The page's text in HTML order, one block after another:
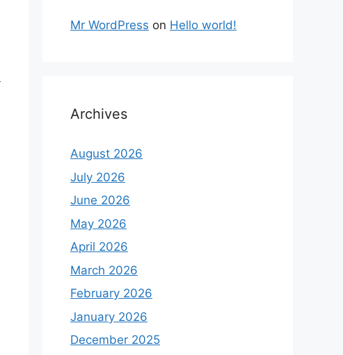
Mr WordPress on Hello world!
Archives
August 2026
July 2026
June 2026
May 2026
April 2026
March 2026
February 2026
January 2026
December 2025